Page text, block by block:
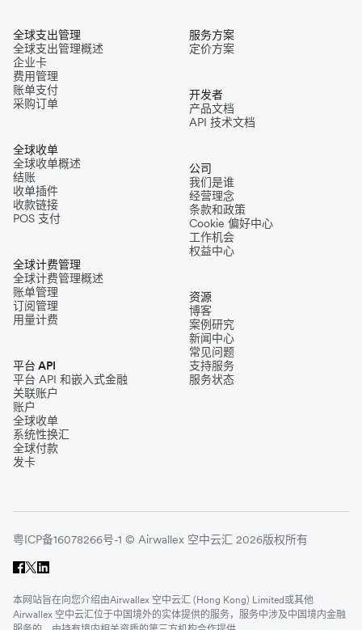
全球支出管理
全球支出管理概述
企业卡
费用管理
账单支付
采购订单
全球收单
全球收单概述
结账
收单插件
收款链接
POS 支付
全球计费管理
全球计费管理概述
账单管理
订阅管理
用量计费
平台 API
平台 API 和嵌入式金融
关联账户
账户
全球收单
系统性换汇
全球付款
发卡
服务方案
定价方案
开发者
产品文档
API 技术文档
公司
我们是谁
经营理念
条款和政策
Cookie 偏好中心
工作机会
权益中心
资源
博客
案例研究
新闻中心
常见问题
支持服务
服务状态
粤ICP备16078266号-1 © Airwallex 空中云汇 2026版权所有
本网站旨在向您介绍由Airwallex 空中云汇 (Hong Kong) Limited或其他
Airwallex 空中云汇位于中国境外的实体提供的服务，服务中涉及中国境内金融